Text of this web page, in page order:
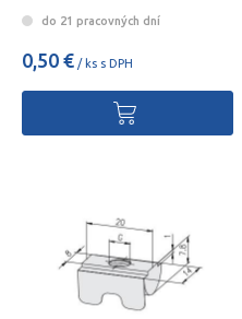
do 21 pracovných dní
0,50 € / ks s DPH